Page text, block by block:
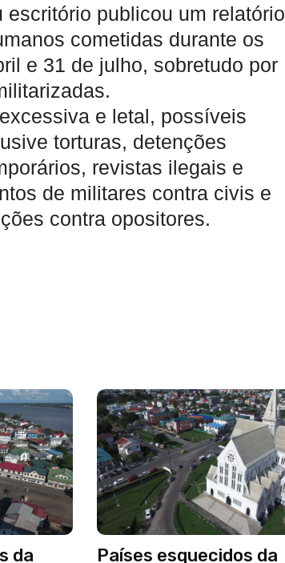
publicou um relatório
cometidas durante os
e 31 de julho, sobretudo por
e letal, possíveis
torturas, detenções
revistas ilegais e
de militares contra civis e
contra opositores.
da Países esquecidos da